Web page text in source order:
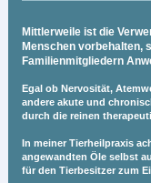
Mittlerweile ist die
Menschen vorbehalten,
Familienmitgliedern
Egal ob Nervosität,
andere akute und
durch die reinen
In meiner Tierheilpraxis
angewandten Öle selbst
für den Tierbesitzer zum